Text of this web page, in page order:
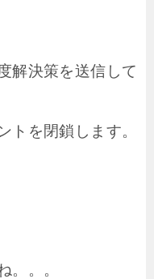
解決策を送信して
トを閉鎖します。
。。。